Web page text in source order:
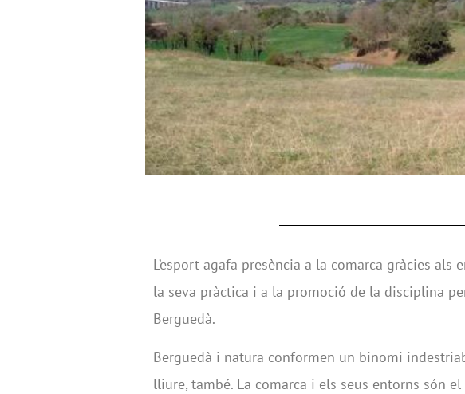
L’esport agafa presència a la comarca gràcies
la seva pràctica i a la promoció de la disciplina
Berguedà.
Berguedà i natura conformen un binomi
lliure, també. La comarca i els seus entorns són